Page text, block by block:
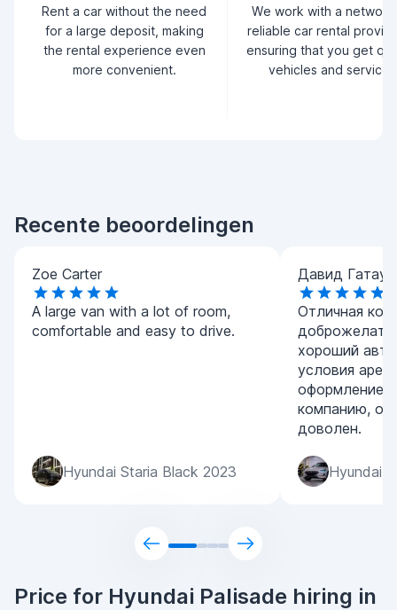
Rent a car without the need
for a large deposit, making
the rental experience even
more convenient.
We work with a
reliable car rental
ensuring that you get
vehicles and service.
Recente beoordelingen
Zoe Carter
A large van with a lot of room,
comfortable and easy to drive.
Hyundai Staria Black 2023
Давид
Отличная
хороший
условия
оформление.
компанию,
доволен.
Hyundai
Price for Hyundai Palisade hiring in